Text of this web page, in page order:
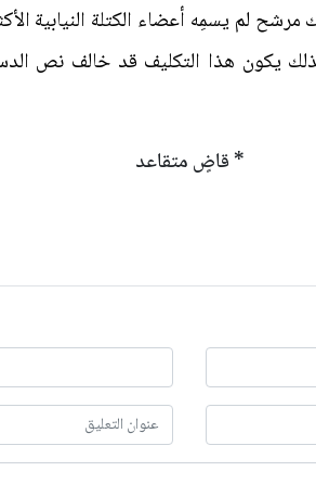
لم يسمِه أعضاء الكتلة النيابية
يكون هذا التكليف قد خالف نص
* قاضٍ متقاعد